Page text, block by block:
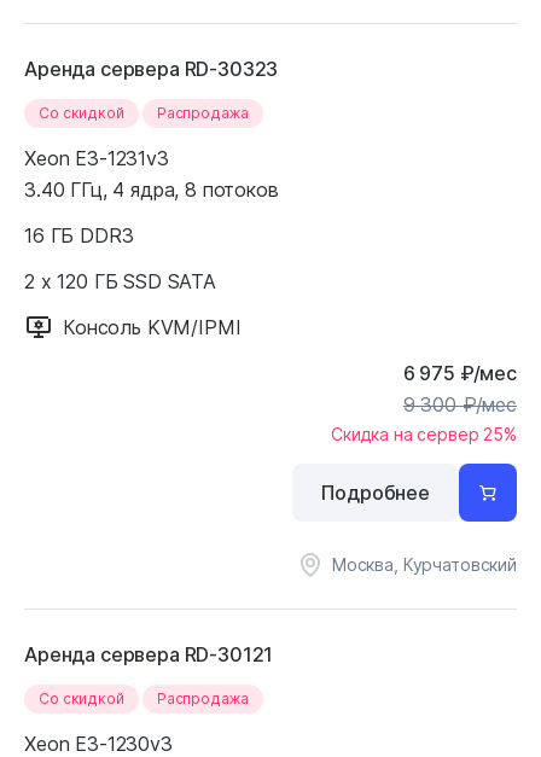
Аренда сервера RD-30323
Cо скидкой Распродажа
Xeon E3-1231v3
3.40 ГГц, 4 ядра, 8 потоков
16 ГБ DDR3
2 x 120 ГБ SSD SATA
Консоль KVM/IPMI
6 975 ₽/мес
9 300₽/мес
Скидка на сервер 25%
Москва, Курчатовский
Подробнее
Аренда сервера RD-30121
Cо скидкой Распродажа
Xeon E3-1230v3